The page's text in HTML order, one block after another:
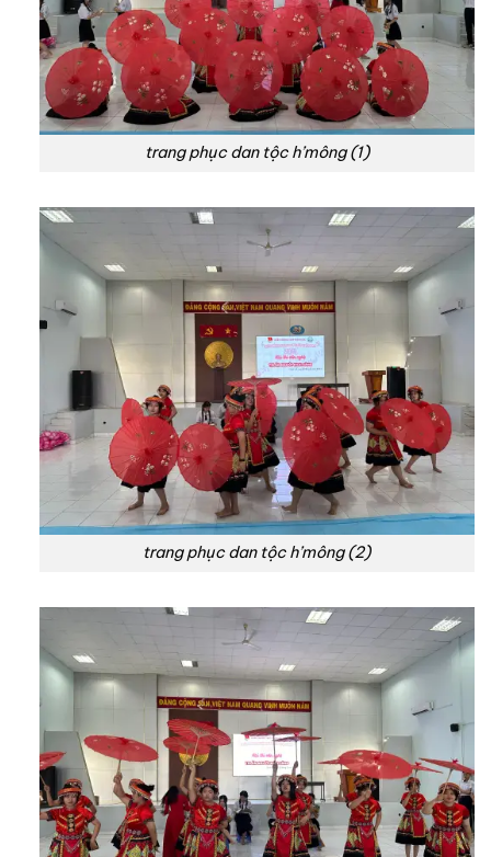
trang phục dan tộc h’mông (1)
trang phục dan tộc h’mông (2)